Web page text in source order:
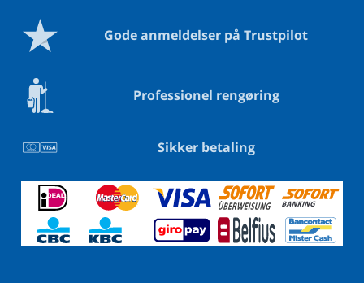
Gode anmeldelser på Trustpilot
Professionel rengøring
Sikker betaling